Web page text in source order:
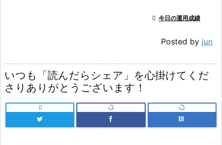
 今日の運用成績
Posted by jun
いつも「読んだらシェア」を心掛けてくだ
さりありがとうございます！

B!